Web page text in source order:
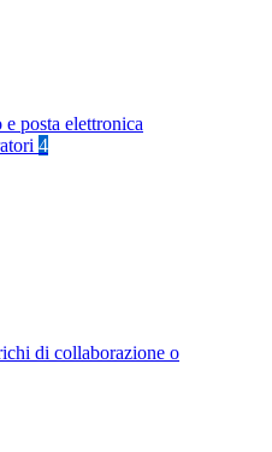
e posta elettronica
4
di collaborazione o